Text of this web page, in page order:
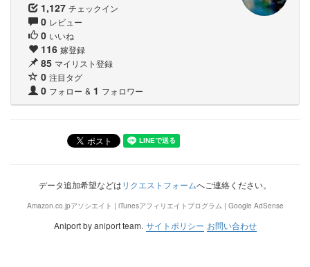
1,127 チェックイン
0 レビュー
0 いいね
116 嫁登録
85 マイリスト登録
0 注目タグ
0 フォロー & 1 フォロワー
データ追加希望などはリクエストフォームへご連絡ください。
Amazon.co.jpアソシエイト | iTunesアフィリエイトプログラム | Google AdSense
Aniport by aniport team. サイトポリシー お問い合わせ